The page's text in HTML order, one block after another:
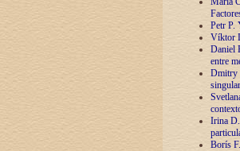
Petr P.
Víktor
Daniel
entre
Dmitry
Irina
Borís